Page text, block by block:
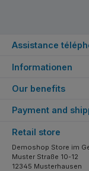
Assistance
Informationen
Our benefits
Payment and
Retail store
Demoshop Store im
Muster Straße 10-12
12345 Musterhausen